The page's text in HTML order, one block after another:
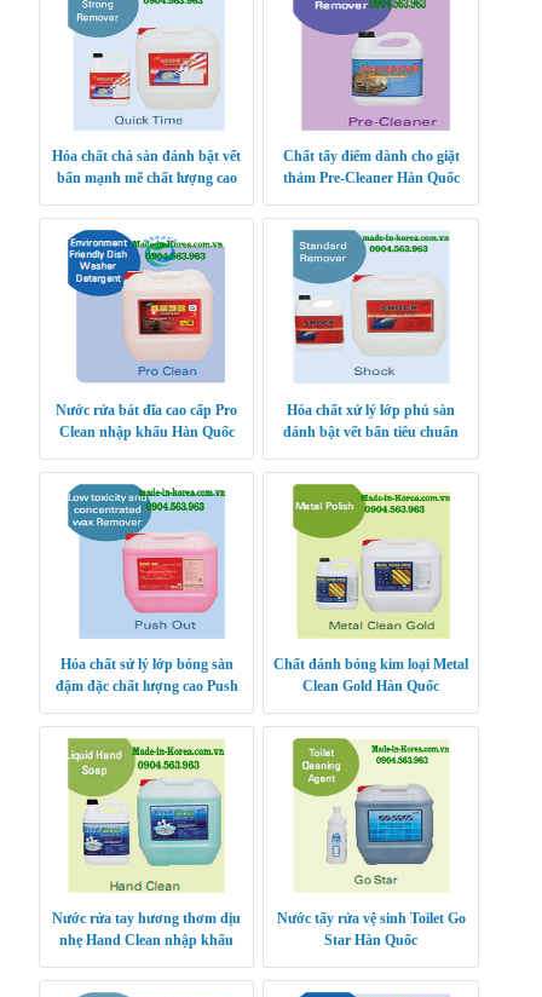
Hóa chất chà sàn đánh bật vết
bẩn mạnh mẽ chất lượng cao
Chất tẩy điểm dành cho giặt
thảm Pre-Cleaner Hàn Quốc
Nước rửa bát đĩa cao cấp Pro
Clean nhập khẩu Hàn Quốc
Hóa chất xử lý lớp phủ sàn
đánh bật vết bẩn tiêu chuẩn
Hóa chất sử lý lớp bóng sàn
đậm đặc chất lượng cao Push
Chất đánh bóng kim loại Metal
Clean Gold Hàn Quốc
Nước rửa tay hương thơm dịu
nhẹ Hand Clean nhập khẩu
Nước tẩy rửa vệ sinh Toilet Go
Star Hàn Quốc